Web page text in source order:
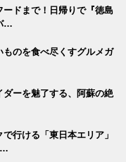
ドまで！日帰りで『徳島
…
のを食べ尽くすグルメガ
ーを魅了する、阿蘇の絶
行ける「東日本エリア」
…